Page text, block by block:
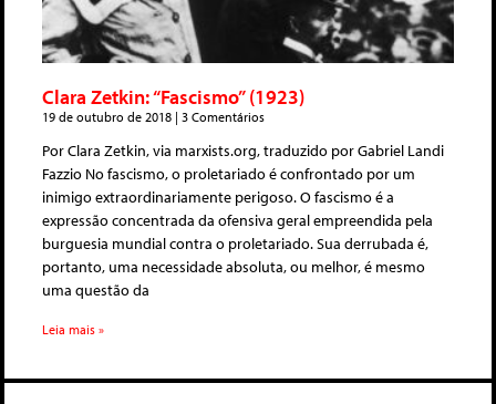
Clara Zetkin: “Fascismo” (1923)
19 de outubro de 2018 3 Comentários
Por Clara Zetkin, via marxists.org, traduzido por Gabriel Landi
Fazzio No fascismo, o proletariado é confrontado por um
inimigo extraordinariamente perigoso. O fascismo é a
expressão concentrada da ofensiva geral empreendida pela
burguesia mundial contra o proletariado. Sua derrubada é,
portanto, uma necessidade absoluta, ou melhor, é mesmo
uma questão da
Leia mais »